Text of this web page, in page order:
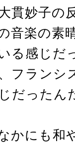
貫妙子の
音楽の素
る感じだ
フランシ
だったん
かにも和